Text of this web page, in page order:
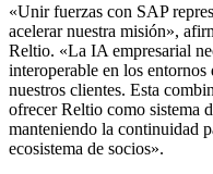
«Unir fuerzas con SAP
acelerar nuestra misión»,
Reltio. «La IA empresarial
interoperable en los
nuestros clientes. Esta
ofrecer Reltio como sistema
manteniendo la continuidad
ecosistema de socios».